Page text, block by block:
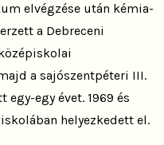
elvégzése után kémia-
a Debreceni
a sajószentpéteri III.
egy évet. 1969 és
helyezkedett el.